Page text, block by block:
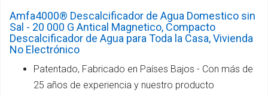
Amfa4000® Descalcificador de Agua Domestico sin
Sal - 20 000 G Antical Magnetico, Compacto
Descalcificador de Agua para Toda la Casa, Vivienda
No Electrónico
Patentado, Fabricado en Países Bajos - Con más de
25 años de experiencia y nuestro producto